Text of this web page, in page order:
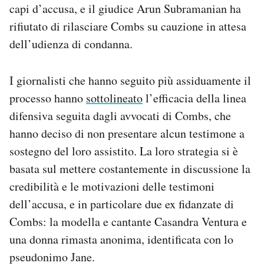
capi d’accusa, e il giudice Arun Subramanian ha
rifiutato di rilasciare Combs su cauzione in attesa
dell’udienza di condanna.
I giornalisti che hanno seguito più assiduamente il
processo hanno sottolineatol’efficacia della linea
difensiva seguita dagli avvocati di Combs, che
hanno deciso di non presentare alcun testimone a
sostegno del loro assistito. La loro strategia si è
basata sul mettere costantemente in discussione la
credibilità e le motivazioni delle testimoni
dell’accusa, e in particolare due ex fidanzate di
Combs: la modella e cantante Casandra Ventura e
una donna rimasta anonima, identificata con lo
pseudonimo Jane.